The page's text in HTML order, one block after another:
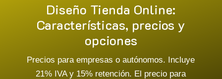
Diseño Tienda Online:
Características, precios y
opciones
Precios para empresas o autónomos. Incluye
21% IVA y 15% retención. El precio para